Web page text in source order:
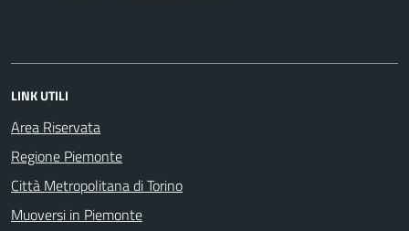
LINK UTILI
Area Riservata
Regione Piemonte
Città Metropolitana di Torino
Muoversi in Piemonte